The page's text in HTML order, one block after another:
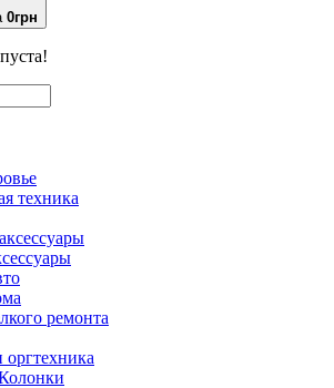
0грн
техника
ремонта